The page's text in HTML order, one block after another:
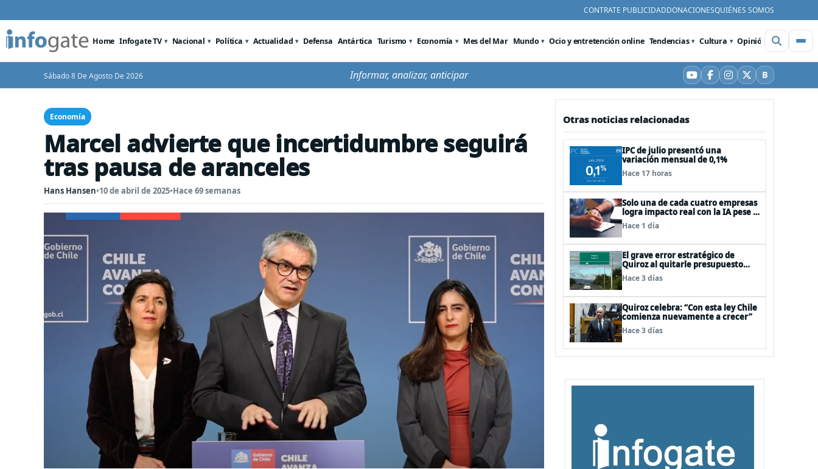
CONTRATE PUBLICIDADDONACIONESQUIÉNES SOMOS
Home Infogate TV Nacional Política Actualidad Defensa Antártica Turismo Economía Mes del Mar Mundo Ocio y entretención online Tendencias Cultura Opinión Videos
Sábado 8 De Agosto De 2026 Informar, analizar, anticipar YouTube
Facebook
Instagram
X BBluesky
Economía
Marcel advierte que incertidumbre seguirá
tras pausa de aranceles
Hans Hansen•10 de abril de 2025•Hace 69 semanas
Otras noticias relacionadas
IPC de julio presentó una
variación mensual de 0,1%
Hace 17 horas
Solo una de cada cuatro empresas
logra impacto real con la IA pese a
la inversión, según el Foro
Económico Mundial
Hace 1 día
El grave error estratégico de
Quiroz al quitarle presupuesto
para infraestructura vial del
Biobío
Hace 3 días
Quiroz celebra: “Con esta ley Chile
comienza nuevamente a crecer”
Hace 3 días